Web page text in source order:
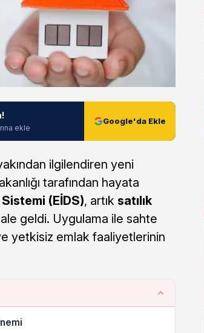
ekle
Google'da Ekle
ilgilendiren yeni
tarafından hayata
(EİDS), artık satılık
geldi. Uygulama ile sahte
yetkisiz emlak faaliyetlerinin